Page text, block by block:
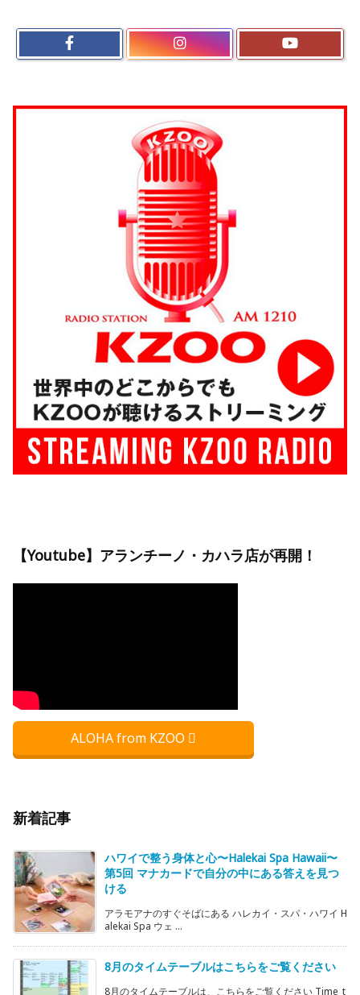
【Youtube】アランチーノ・カハラ店が再開！
ALOHA from KZOO
新着記事
ハワイで整う身体と心〜Halekai Spa Hawaii〜
第5回 マナカードで自分の中にある答えを見つ
ける
アラモアナのすぐそばにある ハレカイ・スパ・ハワイ H
alekai Spa ウェ ...
8月のタイムテーブルはこちらをご覧ください
8月のタイムテーブルは、こちらをご覧ください Time_t